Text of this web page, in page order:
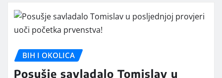
BIH I OKOLICA
Posušje savladalo Tomislav u